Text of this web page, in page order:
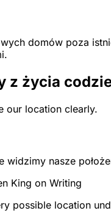
domów poza
z życia
our location clearly.
widzimy nasze
King on Writing
possible location